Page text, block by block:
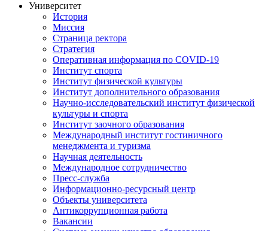
Университет
История
Миссия
Страница ректора
Стратегия
Оперативная информация по COVID-19
Институт спорта
Институт физической культуры
Институт дополнительного образования
Научно-исследовательский институт физической
культуры и спорта
Институт заочного образования
Международный институт гостиничного
менеджмента и туризма
Научная деятельность
Международное сотрудничество
Пресс-служба
Информационно-ресурсный центр
Объекты университета
Антикоррупционная работа
Вакансии